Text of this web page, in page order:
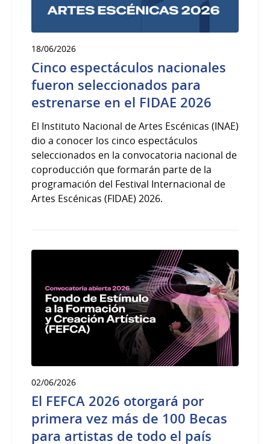
18/06/2026
Cinco espectáculos nacionales
fueron seleccionados para
estrenarse en el FIDAE 2026
El Instituto Nacional de Artes Escénicas (INAE)
dio a conocer los cinco espectáculos
seleccionados en la convocatoria nacional de
coproducción que formarán parte de la
programación del Festival Internacional de
Artes Escénicas (FIDAE) 2026.
02/06/2026
El FEFCA 2026 otorgará por
primera vez más de 100 Becas
para artistas de todo el país